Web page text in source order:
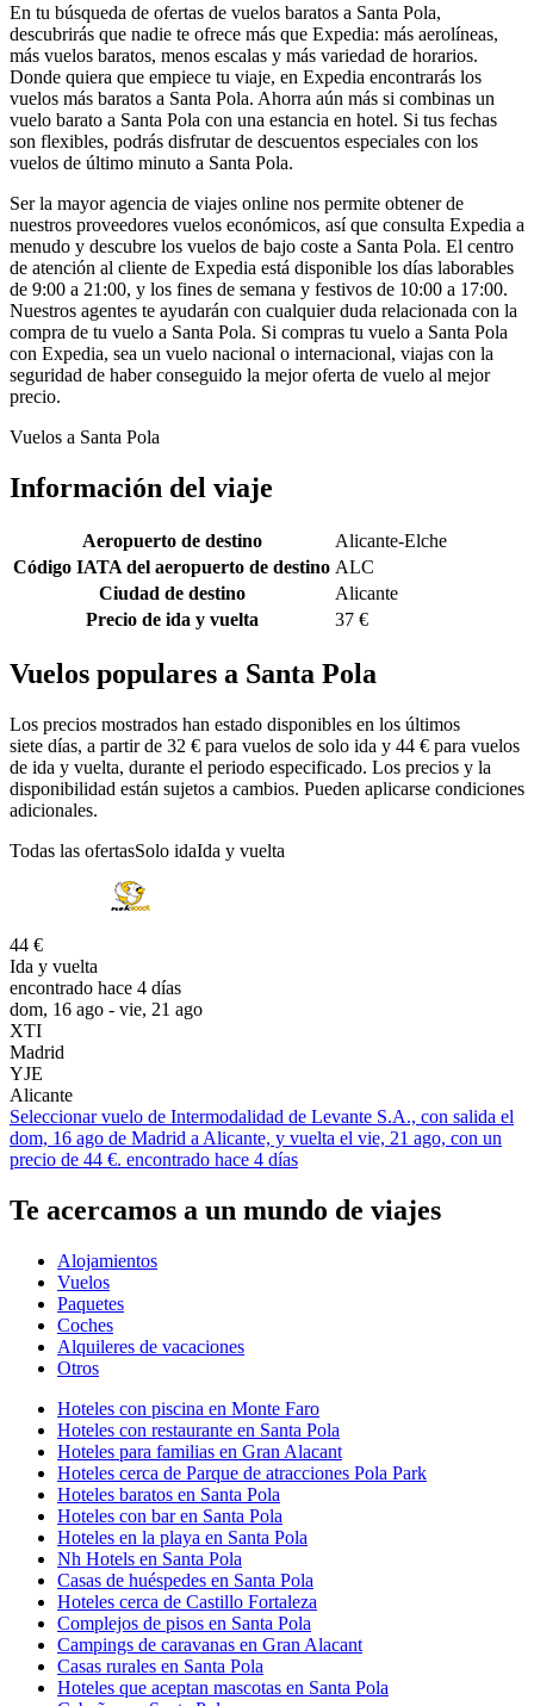
En tu búsqueda de ofertas de vuelos baratos a Santa Pola,
descubrirás que nadie te ofrece más que Expedia: más aerolíneas,
más vuelos baratos, menos escalas y más variedad de horarios.
Donde quiera que empiece tu viaje, en Expedia encontrarás los
vuelos más baratos a Santa Pola. Ahorra aún más si combinas un
vuelo barato a Santa Pola con una estancia en hotel. Si tus fechas
son flexibles, podrás disfrutar de descuentos especiales con los
vuelos de último minuto a Santa Pola.
Ser la mayor agencia de viajes online nos permite obtener de
nuestros proveedores vuelos económicos, así que consulta Expedia a
menudo y descubre los vuelos de bajo coste a Santa Pola. El centro
de atención al cliente de Expedia está disponible los días laborables
de 9:00 a 21:00, y los fines de semana y festivos de 10:00 a 17:00.
Nuestros agentes te ayudarán con cualquier duda relacionada con la
compra de tu vuelo a Santa Pola. Si compras tu vuelo a Santa Pola
con Expedia, sea un vuelo nacional o internacional, viajas con la
seguridad de haber conseguido la mejor oferta de vuelo al mejor
precio.
Vuelos a Santa Pola
Información del viaje
Aeropuerto de destino
Alicante-Elche
Código IATA del aeropuerto de destino ALC
Ciudad de destino
Alicante
Precio de ida y vuelta
37 €
Vuelos populares a Santa Pola
Los precios mostrados han estado disponibles en los últimos
siete días, a partir de 32 € para vuelos de solo ida y 44 € para vuelos
de ida y vuelta, durante el periodo especificado. Los precios y la
disponibilidad están sujetos a cambios. Pueden aplicarse condiciones
adicionales.
Todas las ofertasSolo idaIda y vuelta
44 €
Ida y vuelta
encontrado hace 4 días
dom, 16 ago - vie, 21 ago
XTI
Madrid
YJE
Alicante
Seleccionar vuelo de Intermodalidad de Levante S.A., con salida el
dom, 16 ago de Madrid a Alicante, y vuelta el vie, 21 ago, con un
precio de 44 €. encontrado hace 4 días
Te acercamos a un mundo de viajes
Alojamientos
Vuelos
Paquetes
Coches
Alquileres de vacaciones
Otros
Hoteles con piscina en Monte Faro
Hoteles con restaurante en Santa Pola
Hoteles para familias en Gran Alacant
Hoteles cerca de Parque de atracciones Pola Park
Hoteles baratos en Santa Pola
Hoteles con bar en Santa Pola
Hoteles en la playa en Santa Pola
Nh Hotels en Santa Pola
Casas de huéspedes en Santa Pola
Hoteles cerca de Castillo Fortaleza
Complejos de pisos en Santa Pola
Campings de caravanas en Gran Alacant
Casas rurales en Santa Pola
Hoteles que aceptan mascotas en Santa Pola